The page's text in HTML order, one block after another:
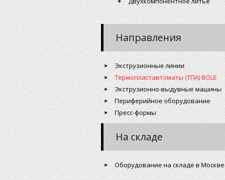
Направления
Экструзионные линии
Термопластавтоматы (ТПА) BOLE
Экструзионно-выдувные машины
Периферийное оборудование
Пресс-формы
На складе
Оборудование на складе в Москве